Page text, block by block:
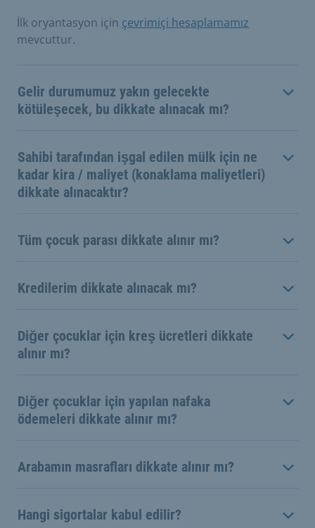
İlk oryantasyon için çevrimiçi hesaplamamız
mevcuttur.
Gelir durumumuz yakın gelecekte
kötüleşecek, bu dikkate alınacak mı?
Sahibi tarafından işgal edilen mülk için ne
kadar kira / maliyet (konaklama maliyetleri)
dikkate alınacaktır?
Tüm çocuk parası dikkate alınır mı?
Kredilerim dikkate alınacak mı?
Diğer çocuklar için kreş ücretleri dikkate
alınır mı?
Diğer çocuklar için yapılan nafaka
ödemeleri dikkate alınır mı?
Arabamın masrafları dikkate alınır mı?
Hangi sigortalar kabul edilir?